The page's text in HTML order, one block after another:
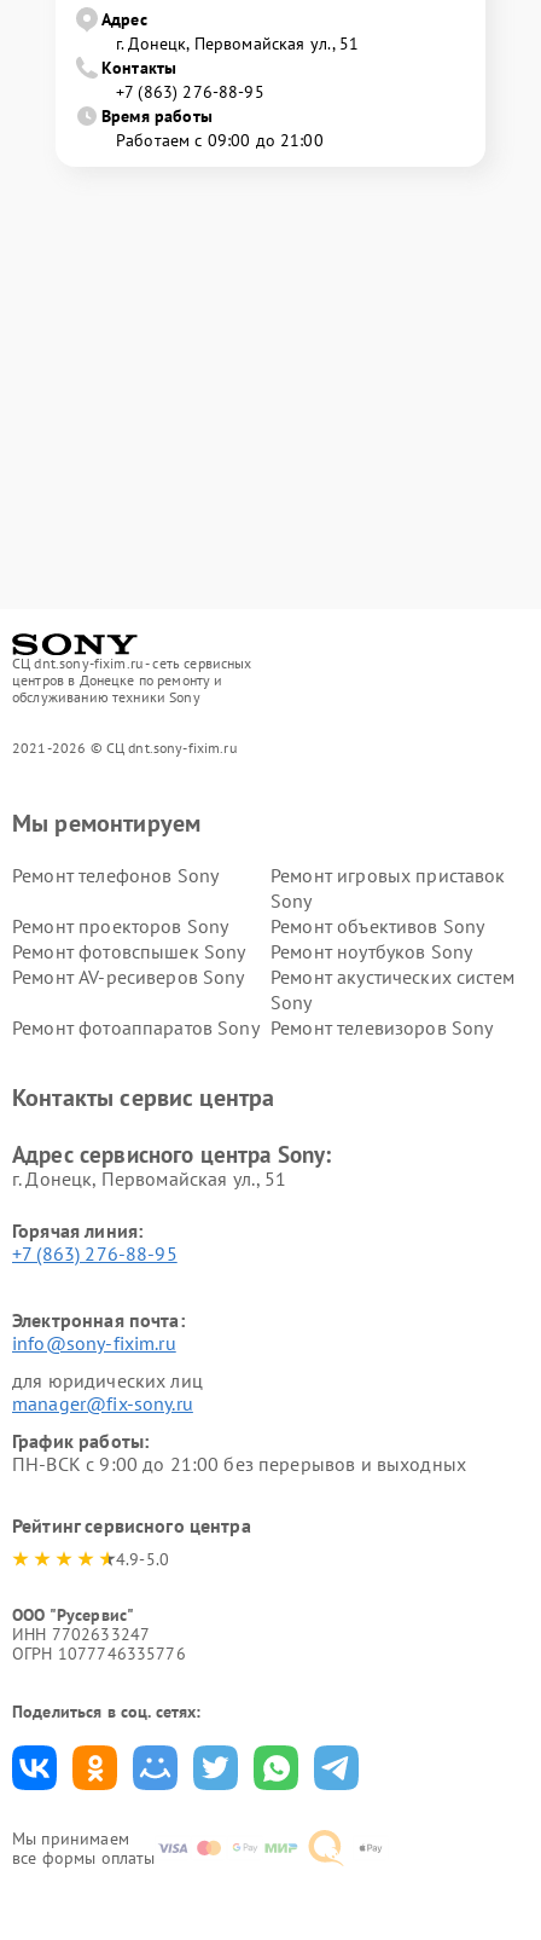
Адрес
г. Донецк, Первомайская ул., 51
Контакты
+7 (863) 276-88-95
Время работы
Работаем с 09:00 до 21:00
СЦ dnt.sony-fixim.ru - сеть сервисных
центров в Донецке по ремонту и
обслуживанию техники Sony
2021-2026 © СЦ dnt.sony-fixim.ru
Мы принимаем
все формы оплаты
Мы ремонтируем
Ремонт телефонов Sony
Ремонт игровых приставок
Sony
Ремонт проекторов Sony
Ремонт объективов Sony
Ремонт фотовспышек Sony
Ремонт ноутбуков Sony
Ремонт AV-ресиверов Sony
Ремонт акустических систем
Sony
Ремонт фотоаппаратов Sony Ремонт телевизоров Sony
Контакты сервис центра
Адрес сервисного центра Sony:
г. Донецк, Первомайская ул., 51
Горячая линия:
+7 (863) 276-88-95
Электронная почта:
info@sony-fixim.ru
для юридических лиц
manager@fix-sony.ru
График работы:
ПН-ВСК с 9:00 до 21:00 без перерывов и выходных
Рейтинг сервисного центра
4.9-5.0
ООО "Русервис"
ИНН 7702633247
ОГРН 1077746335776
Поделиться в соц. сетях: